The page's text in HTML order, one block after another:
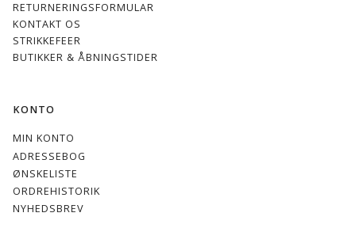
RETURNERINGSFORMULAR
KONTAKT OS
STRIKKEFEER
BUTIKKER & ÅBNINGSTIDER
KONTO
MIN KONTO
ADRESSEBOG
ØNSKELISTE
ORDREHISTORIK
NYHEDSBREV